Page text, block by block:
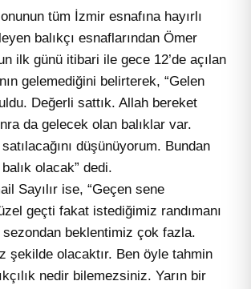
tüm İzmir esnafına hayırlı
balıkçı esnaflarından Ömer
ilk günü itibari ile gece 12’de açılan
gelemediğini belirterek, “Gelen
Değerli sattık. Allah bereket
da gelecek olan balıklar var.
düşünüyorum. Bundan
olacak” dedi.
Sayılır ise, “Geçen sene
geçti fakat istediğimiz randımanı
sezondan beklentimiz çok fazla.
şekilde olacaktır. Ben öyle tahmin
nedir bilemezsiniz. Yarın bir